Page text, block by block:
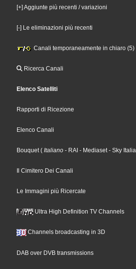
[+] Aggiunte più recenti / variazioni
[-] Le eliminazioni più recenti
Canali temporaneamente in chiaro (5)
Ricerca Canali
Elenco Satelliti
Rapporti di Ricezione
Elenco Canali
Bouquet ( Italiano - RAI - Mediaset - Sky Italia
Il Cimitero Dei Canali
Le Immagini più Ricercate
Ultra High Definition TV Channels
Channels broadcasting in 3D
DAB over DVB transmissions